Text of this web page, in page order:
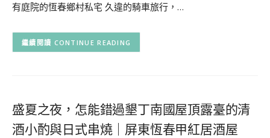
有庭院的恆春鄉村私宅 久違的騎車旅行，…
CONTINUE READING
盛夏之夜，怎能錯過墾丁南國屋頂露臺的清
酒小酌與日式串燒｜屏東恆春甲紅居酒屋